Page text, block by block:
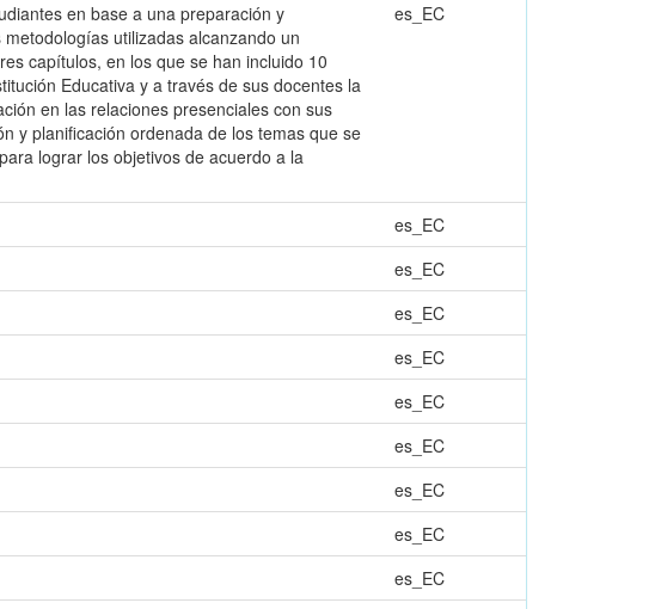
en base a una preparación y
utilizadas alcanzando un
capítulos, en los que se han incluido 10
Educativa y a través de sus docentes la
en las relaciones presenciales con sus
y planificación ordenada de los temas que se
lograr los objetivos de acuerdo a la
es_EC
es_EC
es_EC
es_EC
es_EC
es_EC
es_EC
es_EC
es_EC
es_EC